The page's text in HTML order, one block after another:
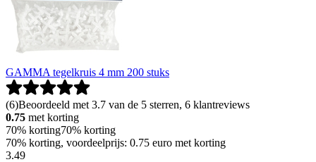
GAMMA tegelkruis 4 mm 200 stuks
(6)Beoordeeld met 3.7 van de 5 sterren, 6 klantreviews
0.75 met korting
70% korting70% korting
70% korting, voordeelprijs: 0.75 euro met korting
3.49